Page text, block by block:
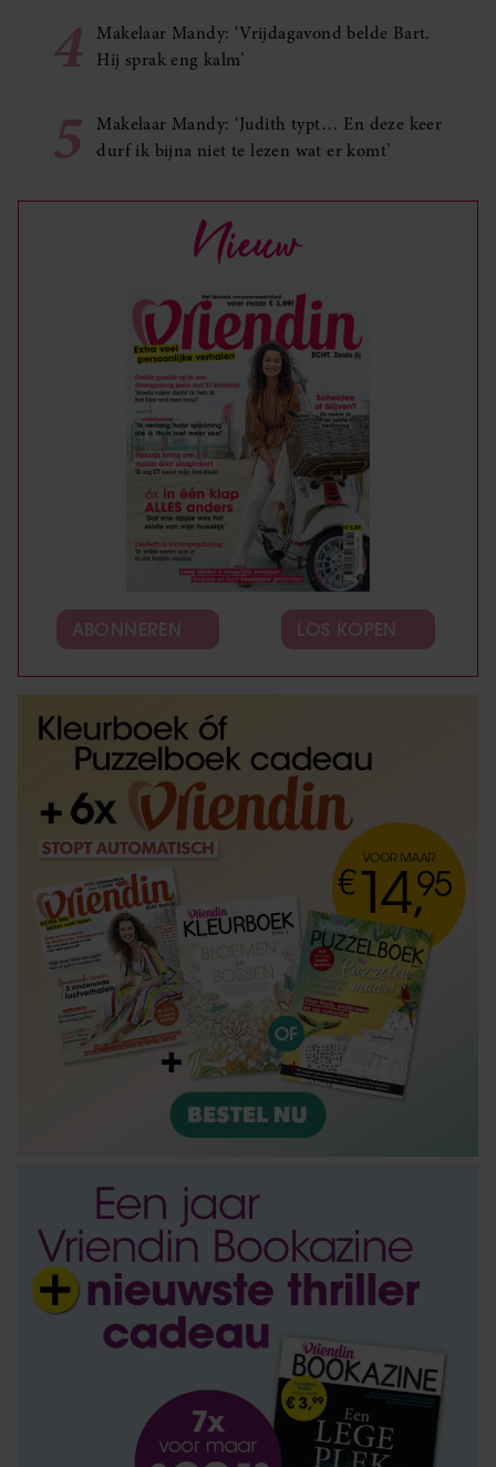
4
Makelaar Mandy: ‘Vrijdagavond belde Bart.
Hij sprak eng kalm’
5
Makelaar Mandy: ‘Judith typt… En deze keer
durf ik bijna niet te lezen wat er komt’
Nieuw
ABONNEREN LOS KOPEN